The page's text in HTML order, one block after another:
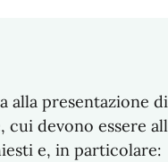
alla presentazione
devono essere
e, in particolare: